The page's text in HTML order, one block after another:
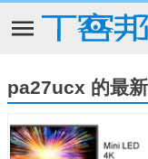
pa27ucx 的最